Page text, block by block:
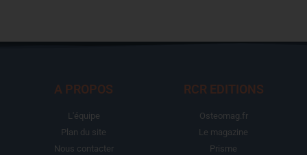
A PROPOS
L'équipe
Plan du site
Nous contacter
RCR EDITIONS
Osteomag.fr
Le magazine
Prisme